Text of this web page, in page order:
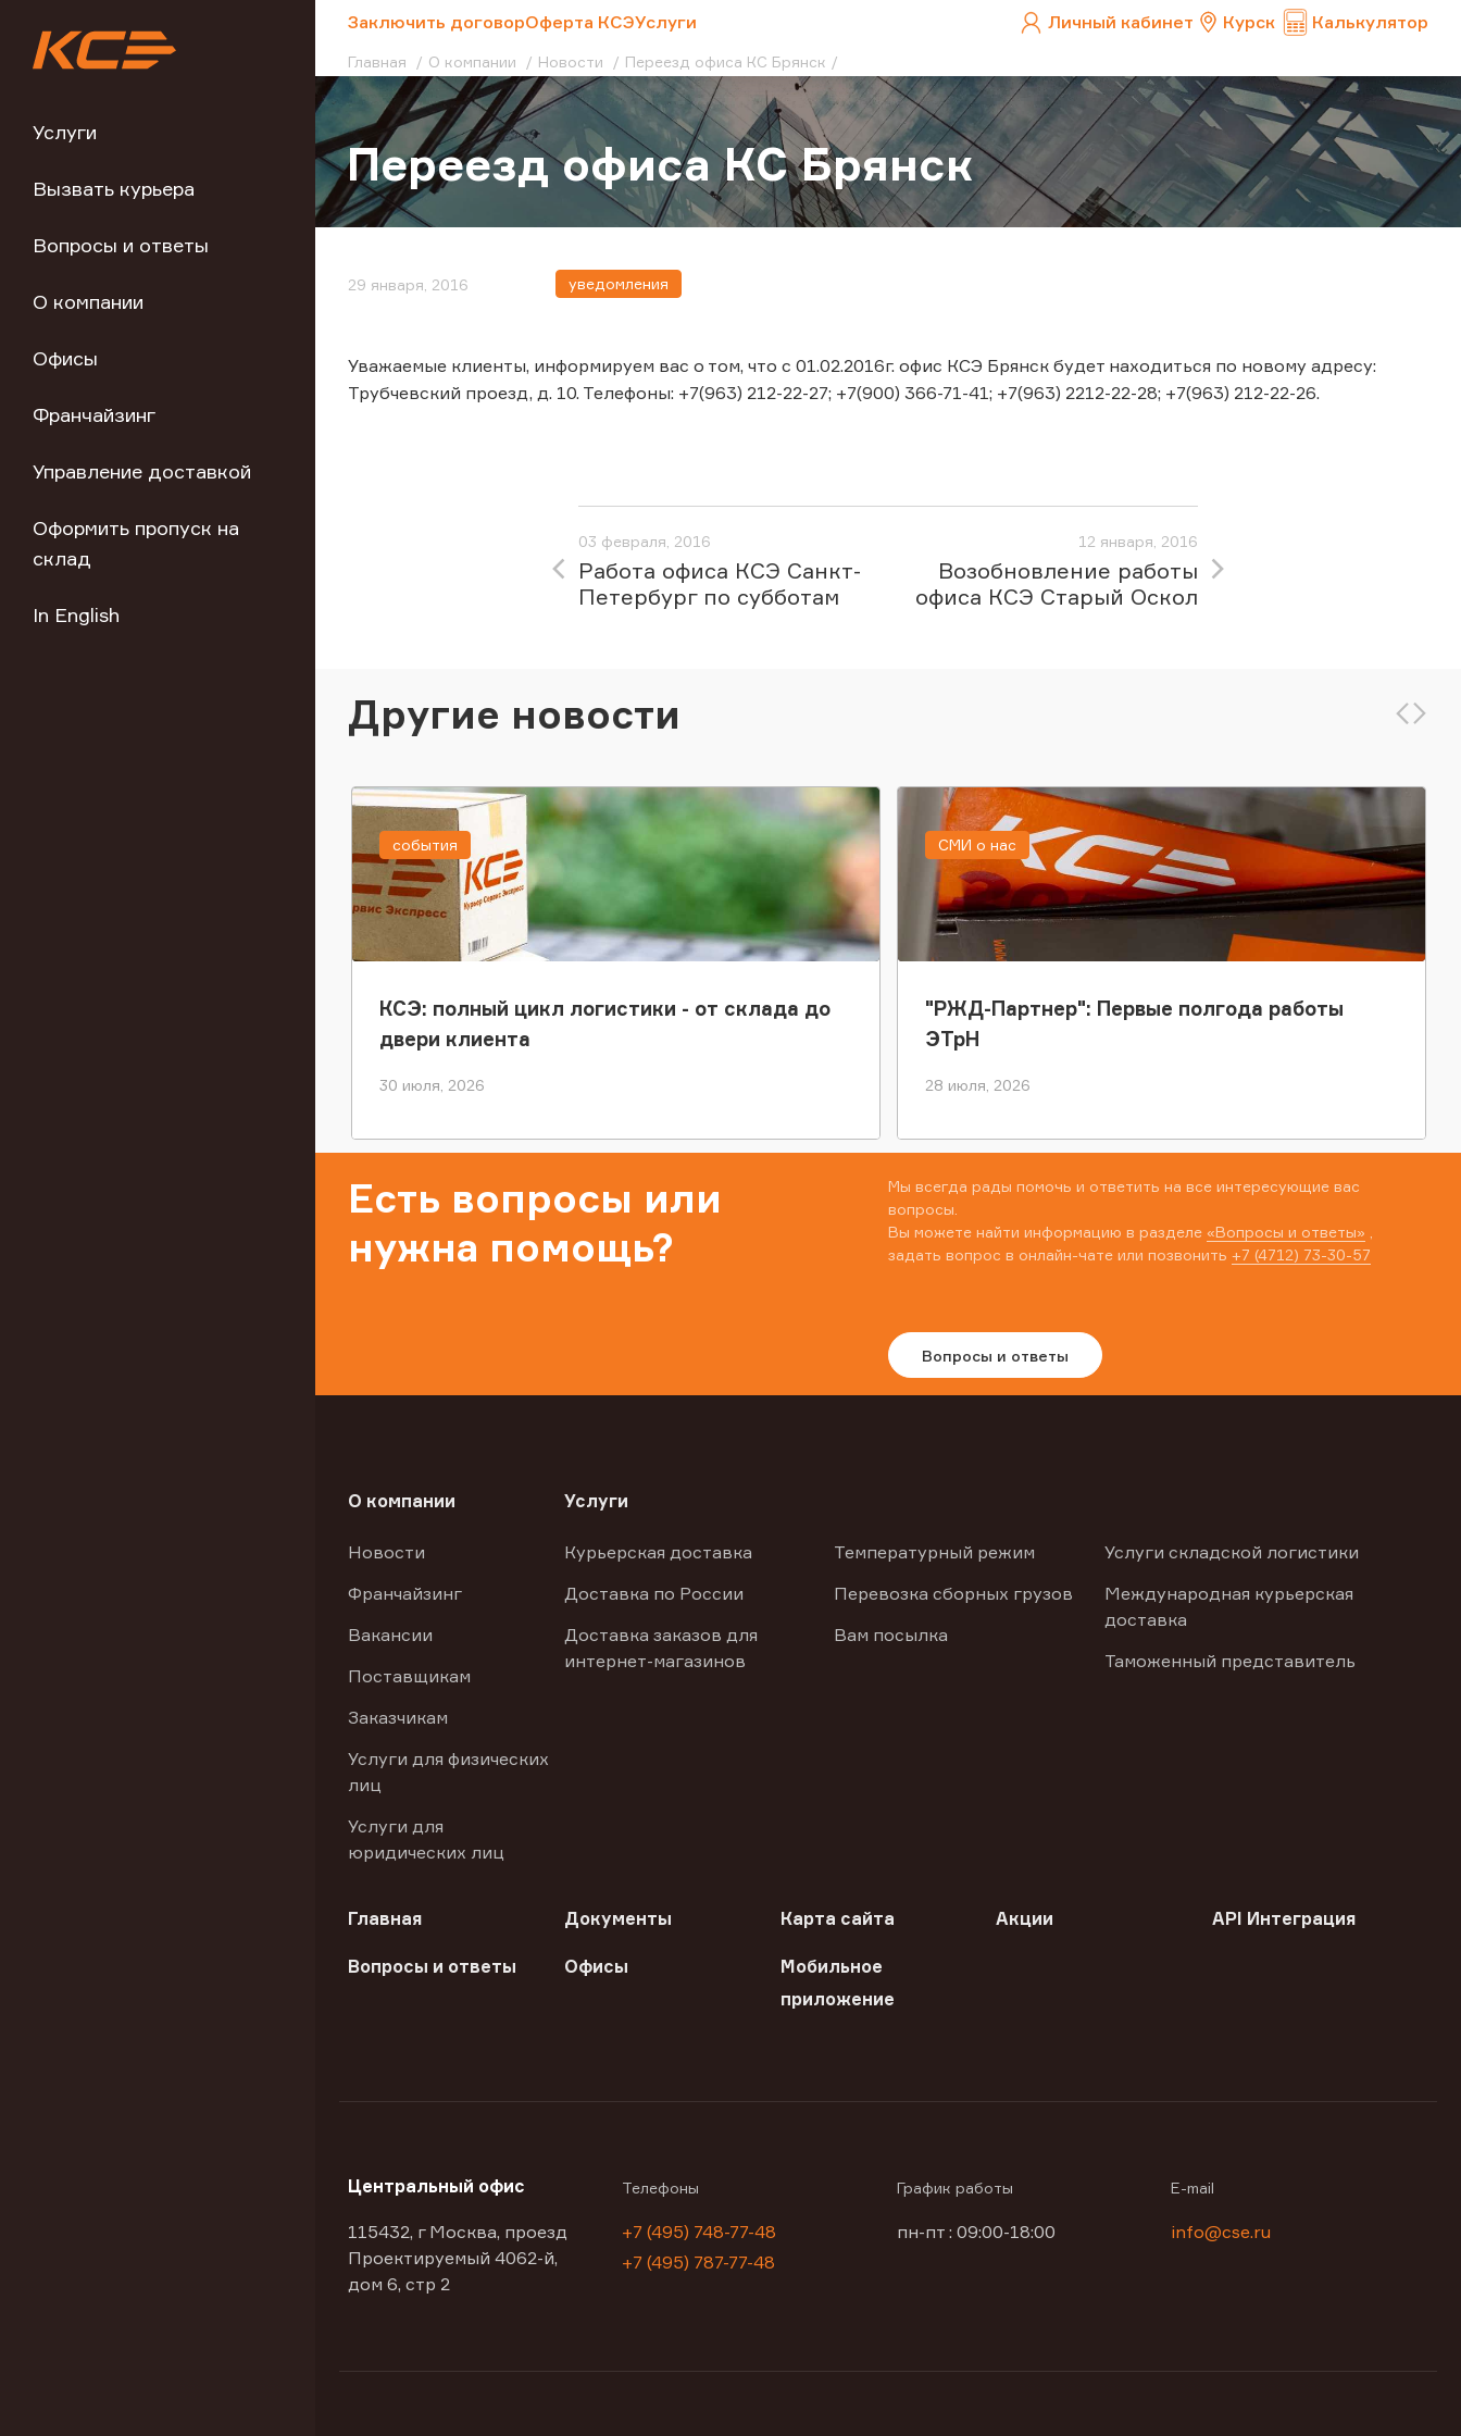
Услуги
Вызвать курьера
Вопросы и ответы
О компании
Офисы
Франчайзинг
Управление доставкой
Оформить пропуск на
склад
In English
Заключить договорОферта КСЭУслуги Личный кабинет Курск Калькулятор
Главная О компании Новости Переезд офиса КС Брянск
Переезд офиса КС Брянск
29 января, 2016 уведомления
Уважаемые клиенты, информируем вас о том, что с 01.02.2016г. офис КСЭ Брянск будет находиться по новому адресу:
Трубчевский проезд, д. 10. Телефоны: +7(963) 212-22-27; +7(900) 366-71-41; +7(963) 2212-22-28; +7(963) 212-22-26.
03 февраля, 2016
Работа офиса КСЭ Санкт-
Петербург по субботам
12 января, 2016
Возобновление работы
офиса КСЭ Старый Оскол
Другие новости
КСЭ: полный цикл логистики - от склада до
двери клиента
30 июля, 2026
события
"РЖД-Партнер": Первые полгода работы
ЭТрН
28 июля, 2026
СМИ о нас
Есть вопросы или
нужна помощь?
Мы всегда рады помочь и ответить на все интересующие вас
вопросы.
Вы можете найти информацию в разделе «Вопросы и ответы»
задать вопрос в онлайн-чате или позвонить +7 (4712) 73-30-57
Вопросы и ответы
О компании
Новости
Франчайзинг
Вакансии
Поставщикам
Заказчикам
Услуги для физических
лиц
Услуги для
юридических лиц
Услуги
Курьерская доставка
Доставка по России
Доставка заказов для
интернет-магазинов
Температурный режим
Перевозка сборных грузов
Вам посылка
Услуги складской логистики
Международная курьерская
доставка
Таможенный представитель
Главная Документы Карта сайта Акции API Интеграция
Вопросы и ответы Офисы
Мобильное
приложение
Центральный офис
115432, г Москва, проезд
Проектируемый 4062-й,
дом 6, стр 2
Телефоны
+7 (495) 748-77-48
+7 (495) 787-77-48
График работы
пн-пт : 09:00-18:00
E-mail
info@cse.ru